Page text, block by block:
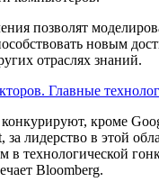
позволят
новым
отраслях знаний.
Главные
кроме
лидерство в этой
в технологической
Bloomberg.